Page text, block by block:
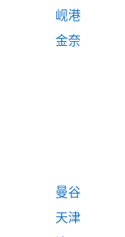
岘港
金奈
曼谷
天津